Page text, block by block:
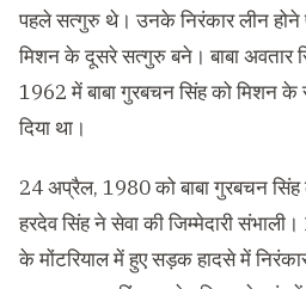
पहले सत्गुरु थे। उनके निरंकार लीन होने
मिशन के दूसरे सत्गुरु बने। बाबा अवतार
1962 में बाबा गुरबचन सिंह को मिशन के
दिया था।
24 अप्रैल, 1980 को बाबा गुरबचन सिंह
हरदेव सिंह ने सेवा की जिम्मेदारी
के मोंटरियाल में हुए सड़क हादसे में